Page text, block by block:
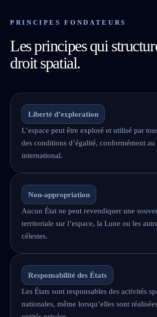
PRINCIPES FONDATEURS
Les principes qui
droit spatial.
Liberté d’exploration
L’espace peut être exploré et utilisé par
des conditions d’égalité, conformément
international.
Non-appropriation
Aucun État ne peut revendiquer une
territoriale sur l’espace, la Lune ou les
célestes.
Responsabilité des États
Les États sont responsables des activités
nationales, même lorsqu’elles sont